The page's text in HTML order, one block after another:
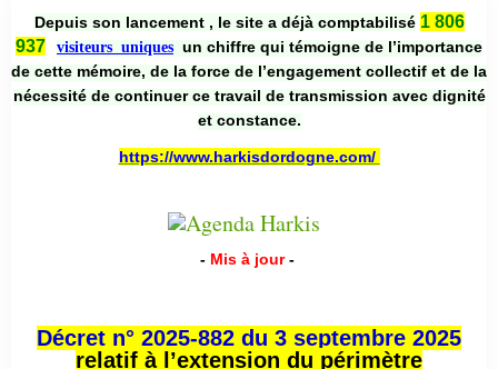
Depuis son lancement , le site a déjà comptabilisé 1 806
937
visiteurs uniques un chiffre qui témoigne de l’importance
de cette mémoire, de la force de l’engagement collectif et de la
nécessité de continuer ce travail de transmission avec dignité
et constance.
https://www.harkisdordogne.com/
- Mis à jour -
Décret n° 2025-882 du 3 septembre 2025
relatif à l’extension du périmètre